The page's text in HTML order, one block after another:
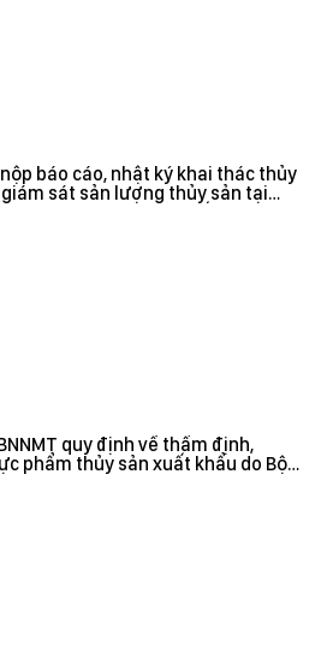
báo cáo, nhật ký khai thác thủy
sát sản lượng thủy sản tại
quy định về thẩm định,
phẩm thủy sản xuất khẩu do Bộ